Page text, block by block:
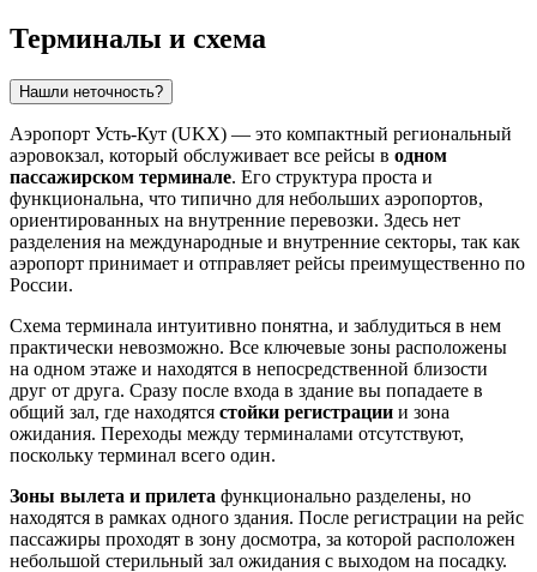
Терминалы и схема
Нашли неточность?
Аэропорт Усть-Кут (UKX) — это компактный региональный
аэровокзал, который обслуживает все рейсы в одном
пассажирском терминале. Его структура проста и
функциональна, что типично для небольших аэропортов,
ориентированных на внутренние перевозки. Здесь нет
разделения на международные и внутренние секторы, так как
аэропорт принимает и отправляет рейсы преимущественно по
России.
Схема терминала интуитивно понятна, и заблудиться в нем
практически невозможно. Все ключевые зоны расположены
на одном этаже и находятся в непосредственной близости
друг от друга. Сразу после входа в здание вы попадаете в
общий зал, где находятся стойки регистрации и зона
ожидания. Переходы между терминалами отсутствуют,
поскольку терминал всего один.
Зоны вылета и прилета функционально разделены, но
находятся в рамках одного здания. После регистрации на рейс
пассажиры проходят в зону досмотра, за которой расположен
небольшой стерильный зал ожидания с выходом на посадку.